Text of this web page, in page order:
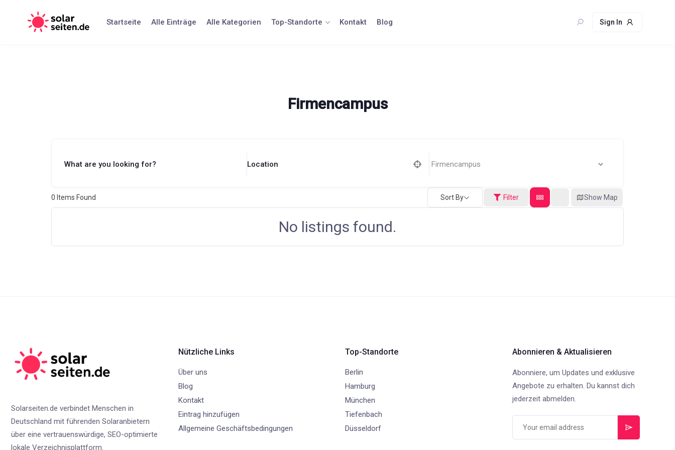
Startseite Alle Einträge Alle Kategorien Top-Standorte Kontakt Blog Sign In
Firmencampus
What are you looking for? Location
0 Items Found Sort By Filter Show Map
No listings found.
Solarseiten.de verbindet Menschen in
Deutschland mit führenden Solaranbietern
über eine vertrauenswürdige, SEO-optimierte
lokale Verzeichnisplattform.
Nützliche Links
Über uns
Blog
Kontakt
Eintrag hinzufügen
Allgemeine Geschäftsbedingungen
Top-Standorte
Berlin
Hamburg
München
Tiefenbach
Düsseldorf
Abonnieren & Aktualisieren
Abonniere, um Updates und exklusive
Angebote zu erhalten. Du kannst dich
jederzeit abmelden.